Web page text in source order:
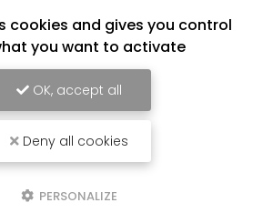
cookies and gives you control
you want to activate
OK, accept all
Deny all cookies
PERSONALIZE